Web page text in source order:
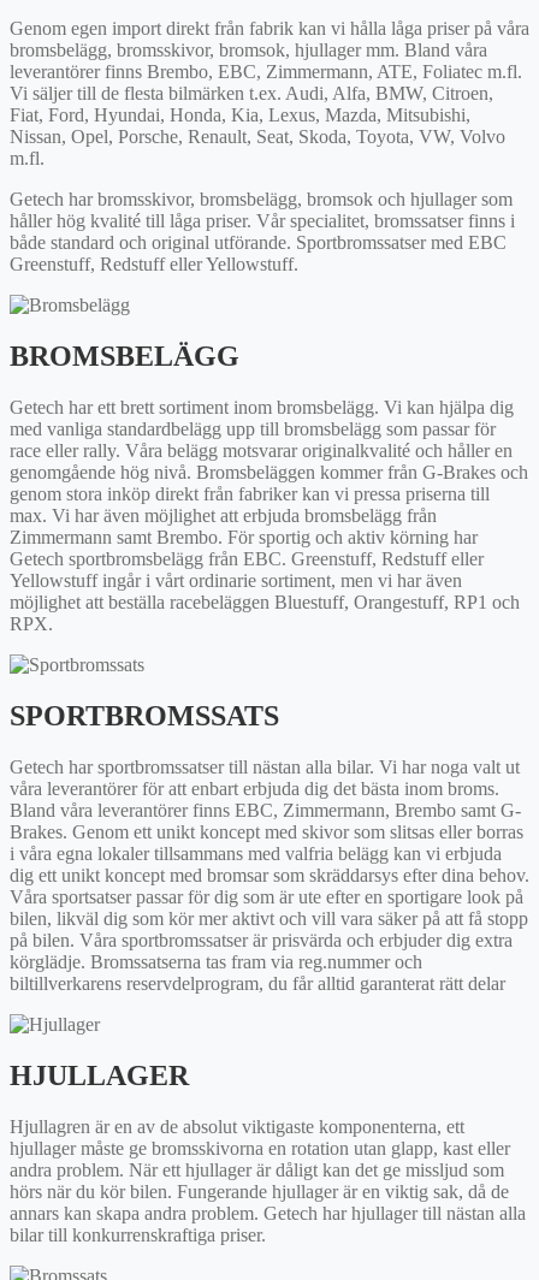
Genom egen import direkt från fabrik kan vi hålla låga priser på våra
bromsbelägg, bromsskivor, bromsok, hjullager mm. Bland våra
leverantörer finns Brembo, EBC, Zimmermann, ATE, Foliatec m.fl.
Vi säljer till de flesta bilmärken t.ex. Audi, Alfa, BMW, Citroen,
Fiat, Ford, Hyundai, Honda, Kia, Lexus, Mazda, Mitsubishi,
Nissan, Opel, Porsche, Renault, Seat, Skoda, Toyota, VW, Volvo
m.fl.
Getech har bromsskivor, bromsbelägg, bromsok och hjullager som
håller hög kvalité till låga priser. Vår specialitet, bromssatser finns i
både standard och original utförande. Sportbromssatser med EBC
Greenstuff, Redstuff eller Yellowstuff.
BROMSBELÄGG
Getech har ett brett sortiment inom bromsbelägg. Vi kan hjälpa dig
med vanliga standardbelägg upp till bromsbelägg som passar för
race eller rally. Våra belägg motsvarar originalkvalité och håller en
genomgående hög nivå. Bromsbeläggen kommer från G-Brakes och
genom stora inköp direkt från fabriker kan vi pressa priserna till
max. Vi har även möjlighet att erbjuda bromsbelägg från
Zimmermann samt Brembo. För sportig och aktiv körning har
Getech sportbromsbelägg från EBC. Greenstuff, Redstuff eller
Yellowstuff ingår i vårt ordinarie sortiment, men vi har även
möjlighet att beställa racebeläggen Bluestuff, Orangestuff, RP1 och
RPX.
SPORTBROMSSATS
Getech har sportbromssatser till nästan alla bilar. Vi har noga valt ut
våra leverantörer för att enbart erbjuda dig det bästa inom broms.
Bland våra leverantörer finns EBC, Zimmermann, Brembo samt G-
Brakes. Genom ett unikt koncept med skivor som slitsas eller borras
i våra egna lokaler tillsammans med valfria belägg kan vi erbjuda
dig ett unikt koncept med bromsar som skräddarsys efter dina behov.
Våra sportsatser passar för dig som är ute efter en sportigare look på
bilen, likväl dig som kör mer aktivt och vill vara säker på att få stopp
på bilen. Våra sportbromssatser är prisvärda och erbjuder dig extra
körglädje. Bromssatserna tas fram via reg.nummer och
biltillverkarens reservdelprogram, du får alltid garanterat rätt delar
HJULLAGER
Hjullagren är en av de absolut viktigaste komponenterna, ett
hjullager måste ge bromsskivorna en rotation utan glapp, kast eller
andra problem. När ett hjullager är dåligt kan det ge missljud som
hörs när du kör bilen. Fungerande hjullager är en viktig sak, då de
annars kan skapa andra problem. Getech har hjullager till nästan alla
bilar till konkurrenskraftiga priser.